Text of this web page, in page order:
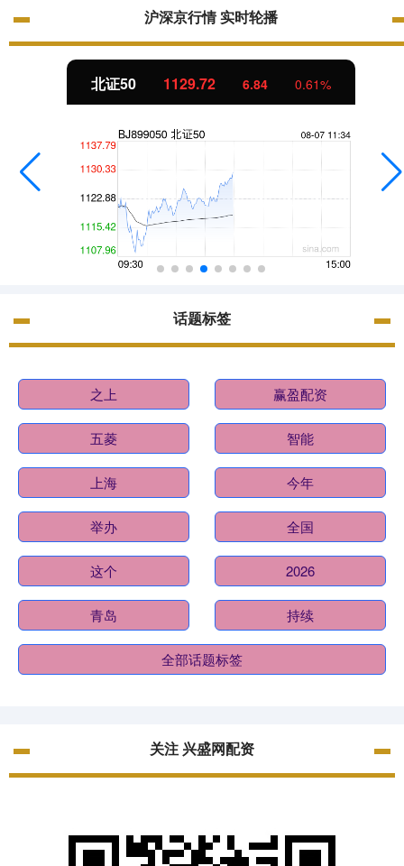
沪深京行情 实时轮播
北证50 1129.72 6.84 0.61%
话题标签
之上 赢盈配资
五菱 智能
上海 今年
举办 全国
这个 2026
青岛 持续
全部话题标签
关注 兴盛网配资